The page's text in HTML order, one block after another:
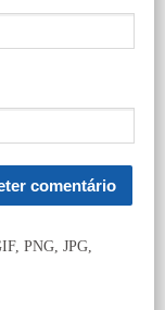
PNG, JPG,